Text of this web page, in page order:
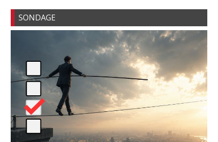
SONDAGE